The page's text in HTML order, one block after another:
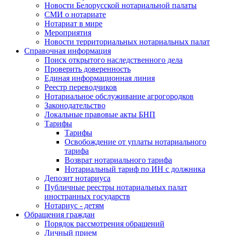
Новости Белорусской нотариальной палаты
СМИ о нотариате
Нотариат в мире
Мероприятия
Новости территориальных нотариальных палат
Справочная информация
Поиск открытого наследственного дела
Проверить доверенность
Единая информационная линия
Реестр переводчиков
Нотариальное обслуживание агрогородков
Законодательство
Локальные правовые акты БНП
Тарифы
Тарифы
Освобождение от уплаты нотариального
тарифа
Возврат нотариального тарифа
Нотариальный тариф по ИН с должника
Депозит нотариуса
Публичные реестры нотариальных палат
иностранных государств
Нотариус - детям
Обращения граждан
Порядок рассмотрения обращений
Личный прием